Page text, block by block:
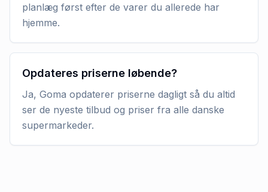
planlæg først efter de varer du allerede har
hjemme.
Opdateres priserne løbende?
Ja, Goma opdaterer priserne dagligt så du altid
ser de nyeste tilbud og priser fra alle danske
supermarkeder.